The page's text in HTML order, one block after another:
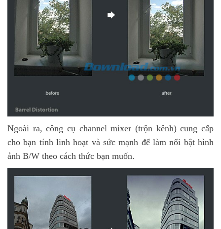
Ngoài ra, công cụ channel mixer (trộn kênh) cung cấp
cho bạn tính linh hoạt và sức mạnh để làm nổi bật hình
ảnh B/W theo cách thức bạn muốn.